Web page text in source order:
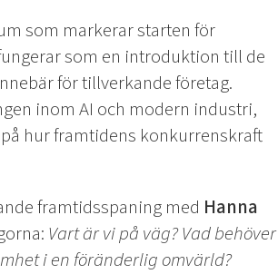
som markerar starten för
som en introduktion till de
för tillverkande företag.
inom AI och modern industri,
hur framtidens konkurrenskraft
framtidsspaning med Hanna
Vart är vi på väg? Vad behöver
i en föränderlig omvärld?